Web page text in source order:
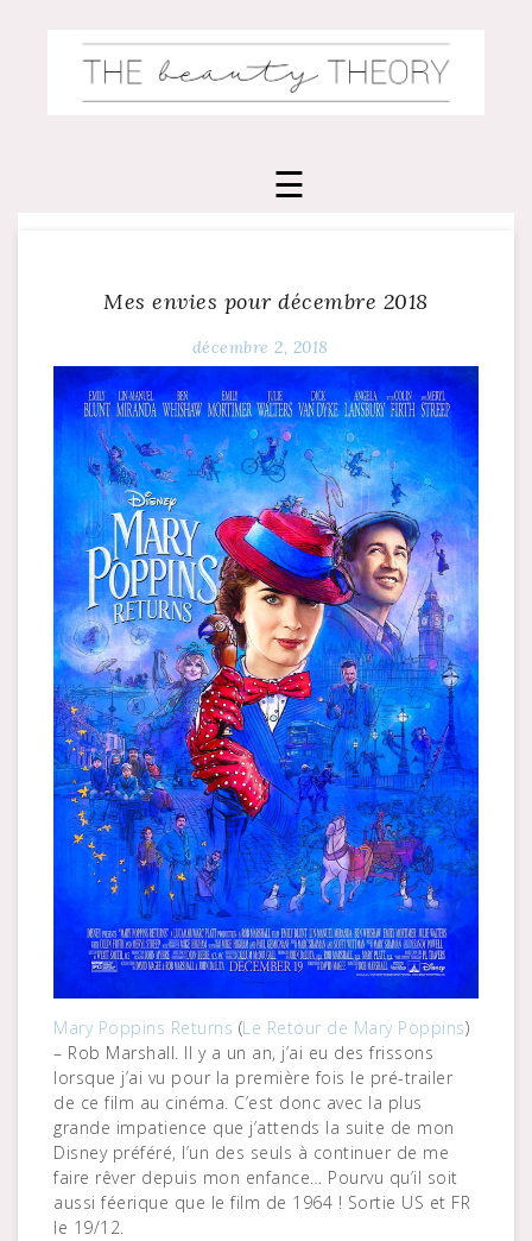
Mes envies pour décembre 2018
décembre 2, 2018
Mary Poppins Returns (Le Retour de Mary Poppins)
– Rob Marshall. Il y a un an, j’ai eu des frissons
lorsque j’ai vu pour la première fois le pré-trailer
de ce film au cinéma. C’est donc avec la plus
grande impatience que j’attends la suite de mon
Disney préféré, l’un des seuls à continuer de me
faire rêver depuis mon enfance… Pourvu qu’il soit
aussi féerique que le film de 1964 ! Sortie US et FR
le 19/12.